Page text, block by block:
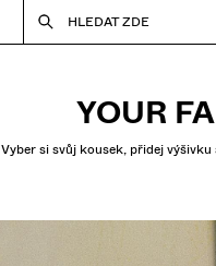
HLEDAT ZDE
YOUR
Vyber si svůj kousek, přidej